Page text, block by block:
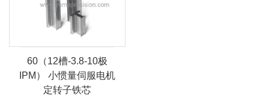
60（12槽-3.8-10极
IPM） 小惯量伺服电机
定转子铁芯